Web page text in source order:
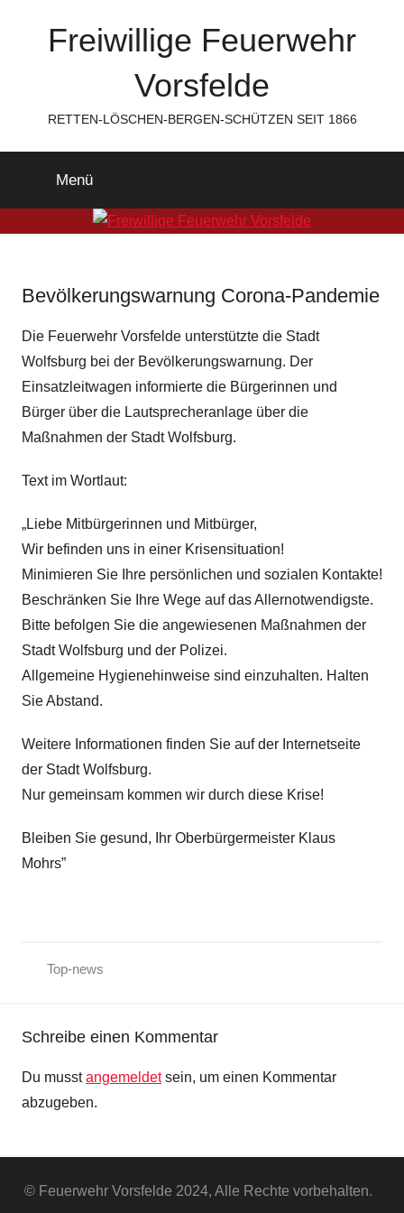
Freiwillige Feuerwehr
Vorsfelde
RETTEN-LÖSCHEN-BERGEN-SCHÜTZEN SEIT 1866
Menü
Bevölkerungswarnung Corona-Pandemie
Die Feuerwehr Vorsfelde unterstützte die Stadt
Wolfsburg bei der Bevölkerungswarnung. Der
Einsatzleitwagen informierte die Bürgerinnen und
Bürger über die Lautsprecheranlage über die
Maßnahmen der Stadt Wolfsburg.
Text im Wortlaut:
„Liebe Mitbürgerinnen und Mitbürger,
Wir befinden uns in einer Krisensituation!
Minimieren Sie Ihre persönlichen und sozialen Kontakte!
Beschränken Sie Ihre Wege auf das Allernotwendigste.
Bitte befolgen Sie die angewiesenen Maßnahmen der
Stadt Wolfsburg und der Polizei.
Allgemeine Hygienehinweise sind einzuhalten. Halten
Sie Abstand.
Weitere Informationen finden Sie auf der Internetseite
der Stadt Wolfsburg.
Nur gemeinsam kommen wir durch diese Krise!
Bleiben Sie gesund, Ihr Oberbürgermeister Klaus
Mohrs”
Top-news
Schreibe einen Kommentar
Du musstangemeldetsein, um einen Kommentar
abzugeben.
© Feuerwehr Vorsfelde 2024, Alle Rechte vorbehalten.